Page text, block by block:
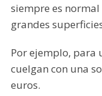
siempre es
grandes
Por ejemplo, para
cuelgan con una
euros.